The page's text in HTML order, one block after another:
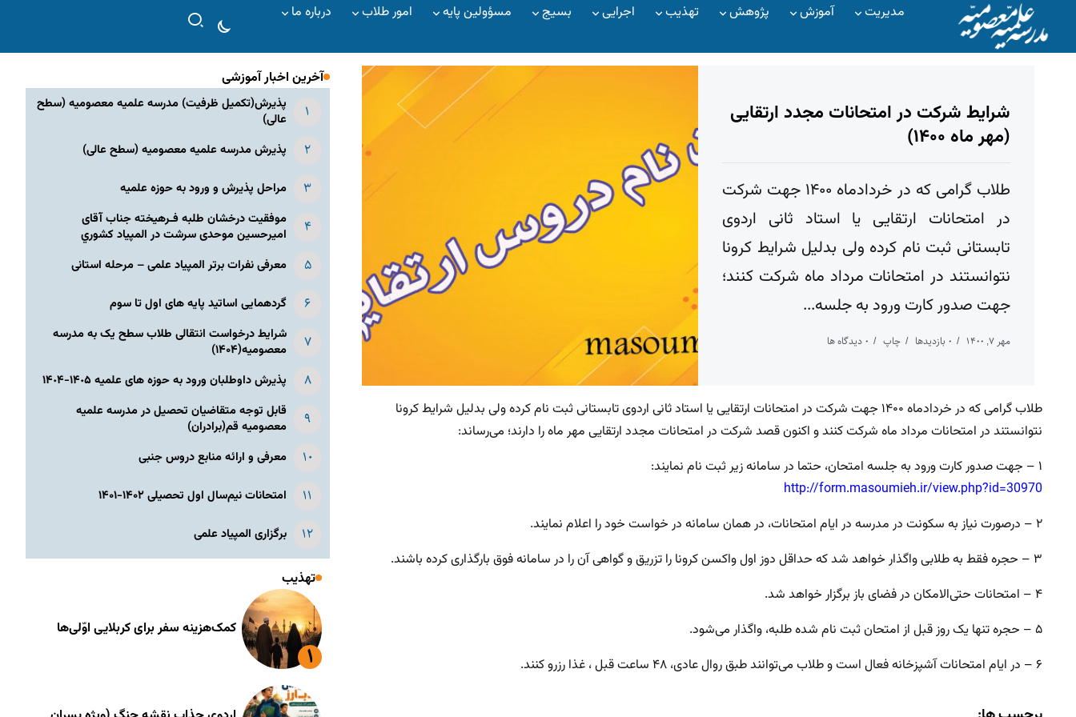
مدیریت آموزش پژوهش تهذیب اجرایی بسیج مسؤولین پایه امور طلاب درباره ما
شرایط شرکت در امتحانات مجدد ارتقایی
(مهر ماه ۱۴۰۰)
طلاب گرامی که در خردادماه ۱۴۰۰ جهت شرکت
در امتحانات ارتقایی یا استاد ثانی اردوی
تابستانی ثبت نام کرده ولی بدلیل شرایط کرونا
نتوانستند در امتحانات مرداد ماه شرکت کنند؛
جهت صدور کارت ورود به جلسه...
مهر ۷, ۱۴۰۰ ۰ بازدیدها چاپ ۰ دیدگاه ها
طلاب گرامی که در خردادماه ۱۴۰۰ جهت شرکت در امتحانات ارتقایی یا استاد ثانی اردوی تابستانی ثبت نام کرده ولی بدلیل شرایط کرونا
نتوانستند در امتحانات مرداد ماه شرکت کنند و اکنون قصد شرکت در امتحانات مجدد ارتقایی مهر ماه را دارند؛ می‌رساند:
۱ – جهت صدور کارت ورود به جلسه امتحان، حتما در سامانه زیر ثبت نام نمایند:
http://form.masoumieh.ir/view.php?id=30970
۲ – درصورت نیاز به سکونت در مدرسه در ایام امتحانات، در همان سامانه در خواست خود را اعلام نمایند.
۳ – حجره فقط به طلابی واگذار خواهد شد که حداقل دوز اول واکسن کرونا را تزریق و گواهی آن را در سامانه فوق بارگذاری کرده باشند.
۴ – امتحانات حتی‌الامکان در فضای باز برگزار خواهد شد.
۵ – حجره تنها یک روز قبل از امتحان ثبت نام شده طلبه، واگذار می‌شود.
۶ – در ایام امتحانات آشپزخانه فعال است و طلاب می‌توانند طبق روال عادی، ۴۸ ساعت قبل ، غذا رزرو کنند.
آخرین اخبار آموزشی
پذیرش(تکمیل ظرفیت) مدرسه علمیه معصومیه‌ (سطح
عالی)
پذیرش مدرسه علمیه معصومیه‌ (سطح عالی)
مراحل پذیرش و ورود به حوزه علمیه
موفقیت درخشان طلبه فـرهیخته جناب آقای
امیرحسین موحدی سرشت در المپياد كشوري
معرفی نفرات برتر المپیاد علمی – مرحله استانی
گردهمایی اساتید پایه های اول تا سوم
شرایط درخواست انتقالی طلاب سطح یک به مدرسه
معصومیه(۱۴۰۴)
پذیرش داوطلبان ورود به حوزه های علمیه ١۴٠۵-١۴٠۴
قابل توجه متقاضیان تحصیل در مدرسه علمیه
معصومیه قم(برادران)
معرفی و ارائه منابع دروس جنبی
امتحانات نیم‌سال اول تحصیلی ۱۴۰۲-۱۴۰۱
برگزاری المپیاد علمی
تهذیب
کمک‌هزینه سفر برای کربلایی اوّلی‌ها